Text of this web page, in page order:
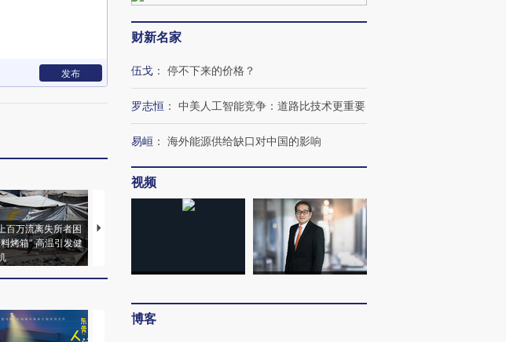
发布
百万流离失所者困
烤箱” 高温引发健
视线｜HYROX的吸金
马航飞行员跨国走私7万
粒摇头丸 尿检体内含3种
视线｜被称为“蟑螂”的印
度Z世代 用街头抗争将教
育部长拱下台
财新名家
伍戈 ： 停不下来的价格？
罗志恒 ： 中美人工智能竞争：道路比技术更重要
易峘 ： 海外能源供给缺口对中国的影响
视频
博客